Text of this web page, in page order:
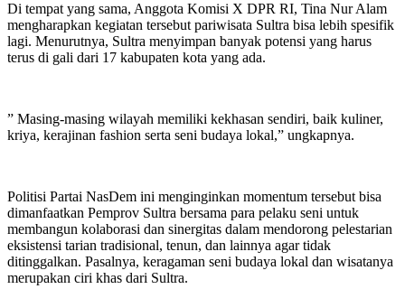
Di tempat yang sama, Anggota Komisi X DPR RI, Tina Nur Alam
mengharapkan kegiatan tersebut pariwisata Sultra bisa lebih spesifik
lagi. Menurutnya, Sultra menyimpan banyak potensi yang harus
terus di gali dari 17 kabupaten kota yang ada.
” Masing-masing wilayah memiliki kekhasan sendiri, baik kuliner,
kriya, kerajinan fashion serta seni budaya lokal,” ungkapnya.
Politisi Partai NasDem ini menginginkan momentum tersebut bisa
dimanfaatkan Pemprov Sultra bersama para pelaku seni untuk
membangun kolaborasi dan sinergitas dalam mendorong pelestarian
eksistensi tarian tradisional, tenun, dan lainnya agar tidak
ditinggalkan. Pasalnya, keragaman seni budaya lokal dan wisatanya
merupakan ciri khas dari Sultra.